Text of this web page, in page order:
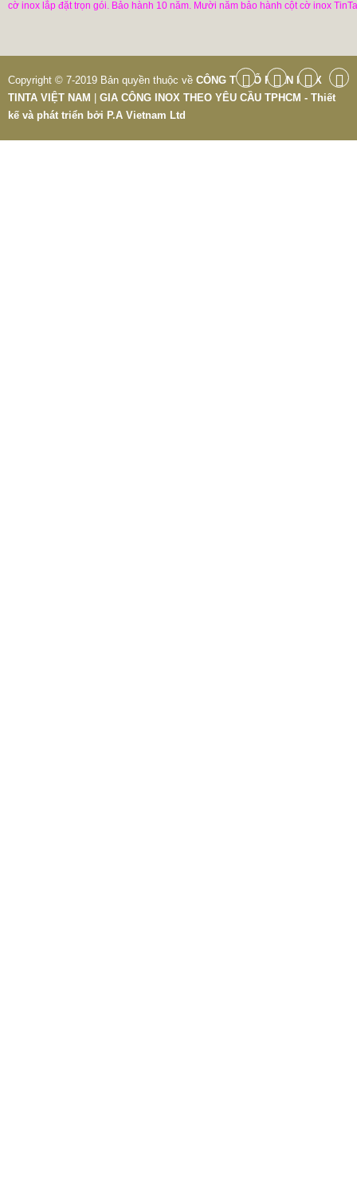
cờ inox lắp đặt trọn gói. Bảo hành 10 năm. Mười năm bảo hành cột cờ inox
Copyright © 7-2019 Bản quyền thuộc về CÔNG TY CỔ PHẦN INOX
TINTA VIỆT NAM
GIA CÔNG INOX THEO YÊU CẦU TPHCM - Thiết
kế và phát triển bởi P.A Vietnam Ltd